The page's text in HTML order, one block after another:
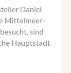
Daniel
Mittelmeer-
sind
Hauptstadt